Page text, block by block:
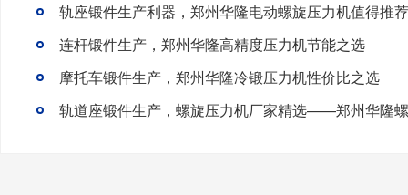
轨座锻件生产利器，郑州华隆电动螺旋压力机值得推荐
连杆锻件生产，郑州华隆高精度压力机节能之选
摩托车锻件生产，郑州华隆冷锻压力机性价比之选